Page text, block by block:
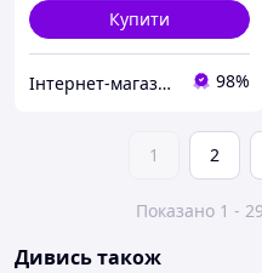
Купити
Інтернет-магазин "Butterfly" 98%
1 2
Показано 1 -
Дивись також